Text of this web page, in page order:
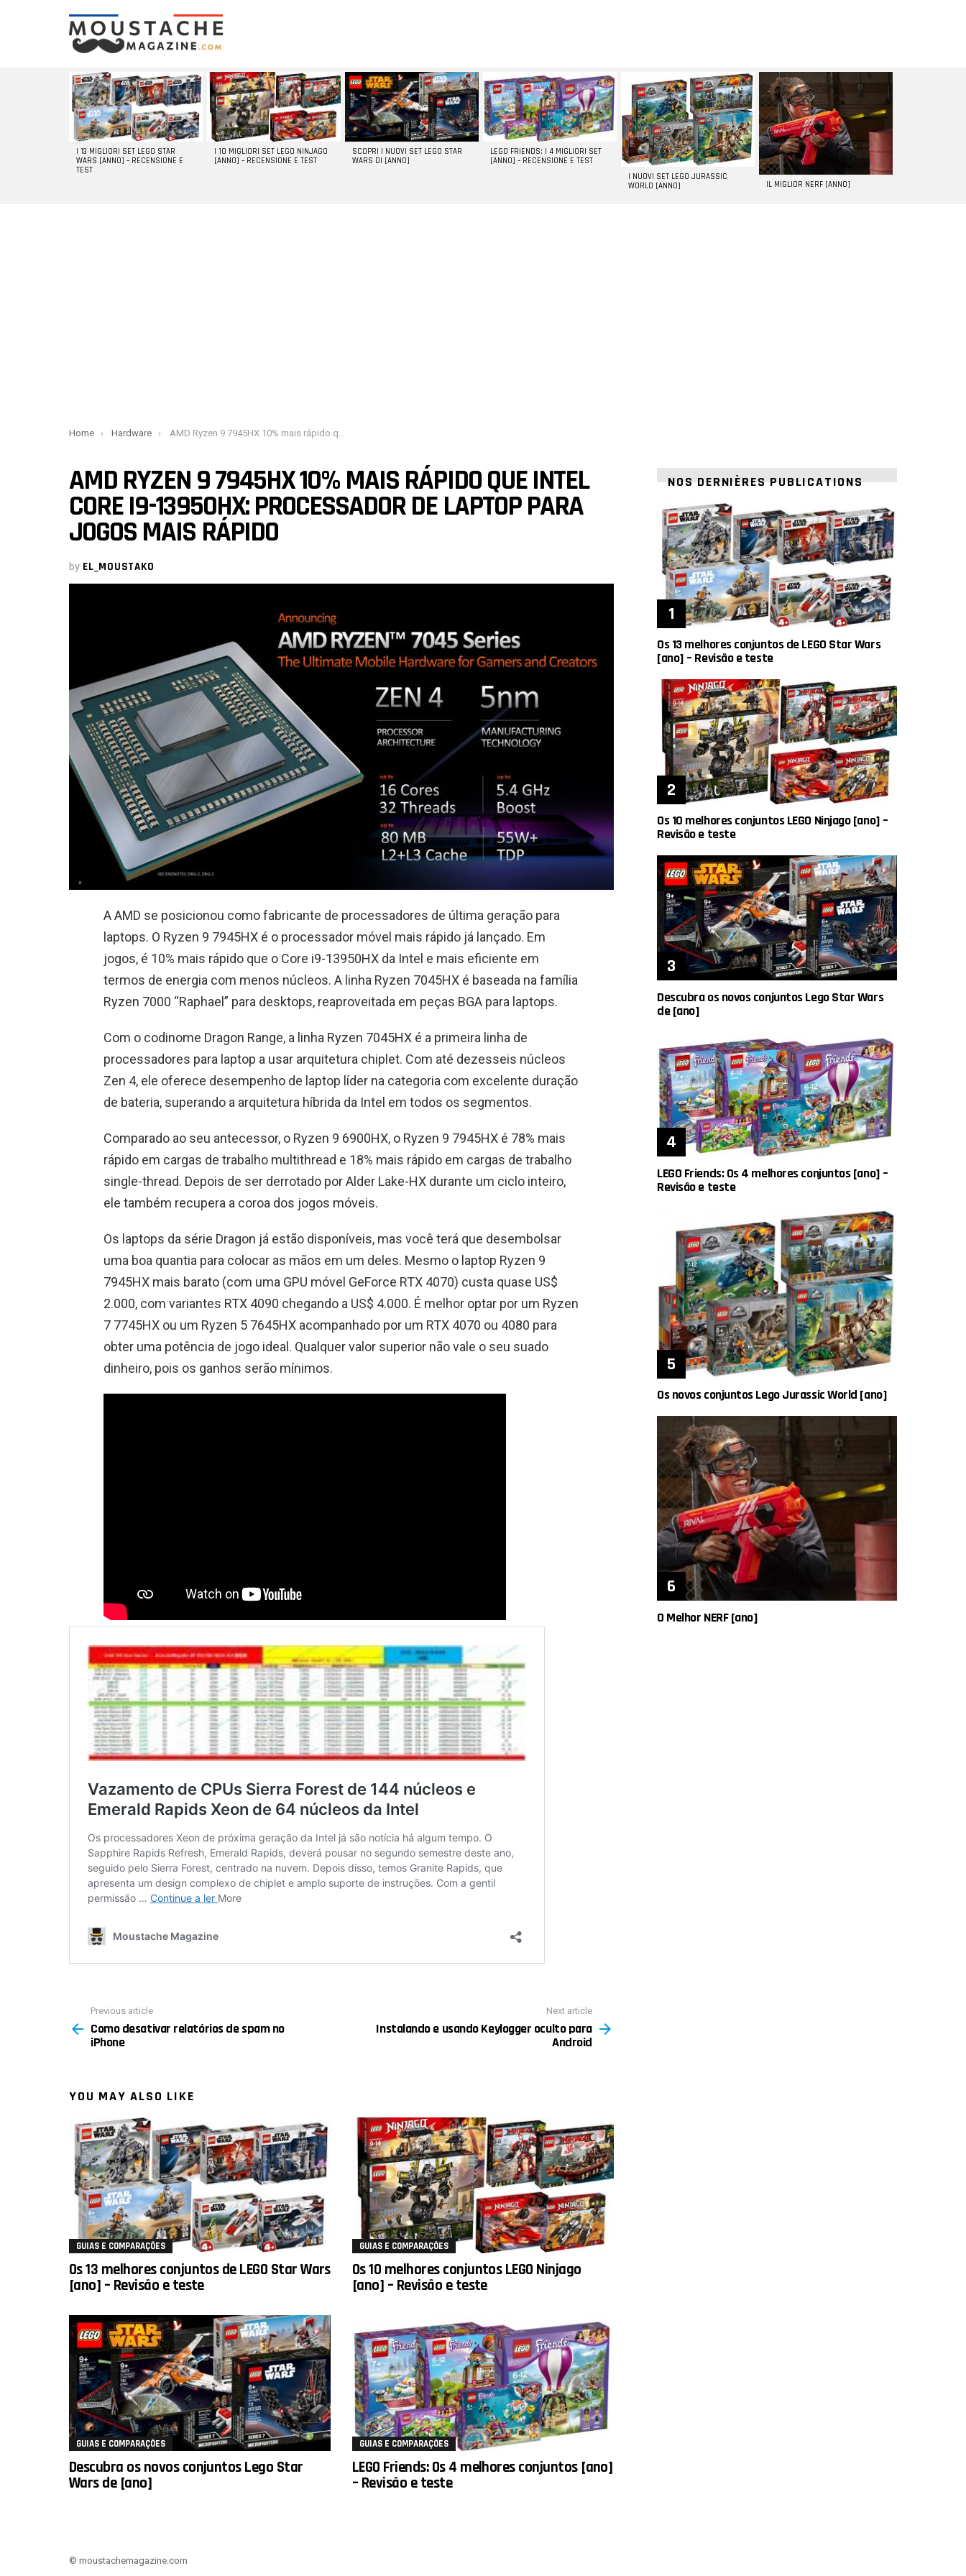
LATEST
STORIES
I 13 MIGLIORI SET LEGO STAR
WARS [ANNO] – RECENSIONE E
TEST
I 10 MIGLIORI SET LEGO NINJAGO
[ANNO] – RECENSIONE E TEST
SCOPRI I NUOVI SET LEGO STAR
WARS DI [ANNO]
LEGO FRIENDS: I 4 MIGLIORI SET
[ANNO] – RECENSIONE E TEST
I NUOVI SET LEGO JURASSIC
WORLD [ANNO]
IL MIGLIOR NERF [ANNO]
You are here:
Home Hardware AMD Ryzen 9 7945HX 10% mais rápido que Intel Core i9-13950HX: processador de laptop para jogos mais rápido
AMD RYZEN 9 7945HX 10% MAIS RÁPIDO QUE INTEL
CORE I9-13950HX: PROCESSADOR DE LAPTOP PARA
JOGOS MAIS RÁPIDO
by EL_MOUSTAKO
A AMD se posicionou como fabricante de processadores de última geração para
laptops. O Ryzen 9 7945HX é o processador móvel mais rápido já lançado. Em
jogos, é 10% mais rápido que o Core i9-13950HX da Intel e mais eficiente em
termos de energia com menos núcleos. A linha Ryzen 7045HX é baseada na família
Ryzen 7000 “Raphael” para desktops, reaproveitada em peças BGA para laptops.
Com o codinome Dragon Range, a linha Ryzen 7045HX é a primeira linha de
processadores para laptop a usar arquitetura chiplet. Com até dezesseis núcleos
Zen 4, ele oferece desempenho de laptop líder na categoria com excelente duração
de bateria, superando a arquitetura híbrida da Intel em todos os segmentos.
Comparado ao seu antecessor, o Ryzen 9 6900HX, o Ryzen 9 7945HX é 78% mais
rápido em cargas de trabalho multithread e 18% mais rápido em cargas de trabalho
single-thread. Depois de ser derrotado por Alder Lake-HX durante um ciclo inteiro,
ele também recupera a coroa dos jogos móveis.
Os laptops da série Dragon já estão disponíveis, mas você terá que desembolsar
uma boa quantia para colocar as mãos em um deles. Mesmo o laptop Ryzen 9
7945HX mais barato (com uma GPU móvel GeForce RTX 4070) custa quase US$
2.000, com variantes RTX 4090 chegando a US$ 4.000. É melhor optar por um Ryzen
7 7745HX ou um Ryzen 5 7645HX acompanhado por um RTX 4070 ou 4080 para
obter uma potência de jogo ideal. Qualquer valor superior não vale o seu suado
dinheiro, pois os ganhos serão mínimos.
more
Previous article
Como desativar relatórios de spam no
iPhone
Next article
Instalando e usando Keylogger oculto para
Android
YOU MAY ALSO LIKE
GUIAS E COMPARAÇÕES
Os 13 melhores conjuntos de LEGO Star Wars
[ano] – Revisão e teste
GUIAS E COMPARAÇÕES
Os 10 melhores conjuntos LEGO Ninjago
[ano] – Revisão e teste
GUIAS E COMPARAÇÕES
Descubra os novos conjuntos Lego Star
Wars de [ano]
GUIAS E COMPARAÇÕES
LEGO Friends: Os 4 melhores conjuntos [ano]
– Revisão e teste
NOS DERNIÈRES PUBLICATIONS
Os 13 melhores conjuntos de LEGO Star Wars
[ano] – Revisão e teste
Os 10 melhores conjuntos LEGO Ninjago [ano] –
Revisão e teste
Descubra os novos conjuntos Lego Star Wars
de [ano]
LEGO Friends: Os 4 melhores conjuntos [ano] –
Revisão e teste
Os novos conjuntos Lego Jurassic World [ano]
O Melhor NERF [ano]
© moustachemagazine.com